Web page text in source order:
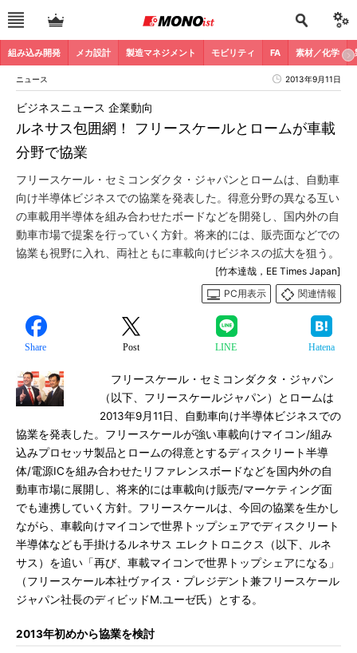
組み込み開発 メカ設計 製造マネジメント モビリティ FA 素材／化学
ニュース 2013年9月11日
ルネサス包囲網！ フリースケールとロームが車載
分野で協業
ビジネスニュース 企業動向
フリースケール・セミコンダクタ・ジャパンとロームは、自動車
向け半導体ビジネスでの協業を発表した。得意分野の異なる互い
の車載用半導体を組み合わせたボードなどを開発し、国内外の自
動車市場で提案を行っていく方針。将来的には、販売面などでの
協業も視野に入れ、両社ともに車載向けビジネスの拡大を狙う。
[竹本達哉，EE Times Japan]
PC用表示
関連情報
Share Post LINE Hatena
フリースケール・セミコンダクタ・ジャパン
（以下、フリースケールジャパン）とロームは
2013年9月11日、自動車向け半導体ビジネスでの
協業を発表した。フリースケールが強い車載向けマイコン/組み
込みプロセッサ製品とロームの得意とするディスクリート半導
体/電源ICを組み合わせたリファレンスボードなどを国内外の自
動車市場に展開し、将来的には車載向け販売/マーケティング面
でも連携していく方針。フリースケールは、今回の協業を生かし
ながら、車載向けマイコンで世界トップシェアでディスクリート
半導体なども手掛けるルネサス エレクトロニクス（以下、ルネ
サス）を追い「再び、車載マイコンで世界トップシェアになる」
（フリースケール本社ヴァイス・プレジデント兼フリースケール
ジャパン社長のディビッドM.ユーゼ氏）とする。
2013年初めから協業を検討